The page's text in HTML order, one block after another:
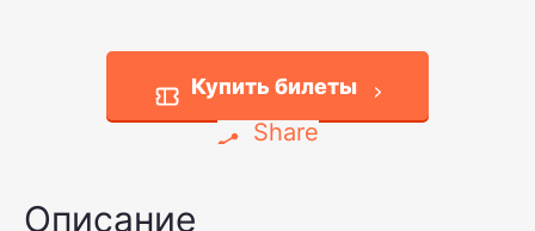
Купить билеты
Share
Описание